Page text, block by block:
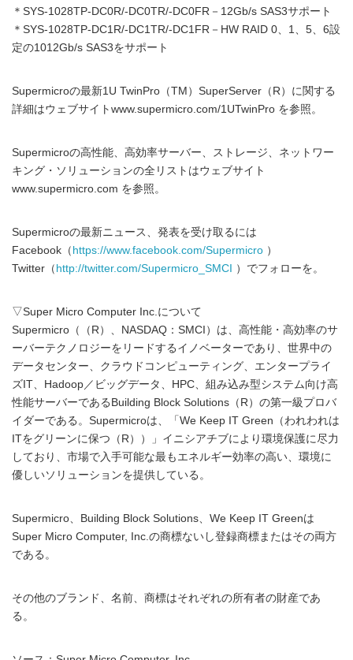
＊SYS-1028TP-DC0R/-DC0TR/-DC0FR－12Gb/s SAS3サポート
＊SYS-1028TP-DC1R/-DC1TR/-DC1FR－HW RAID 0、1、5、6設
定の1012Gb/s SAS3をサポート
Supermicroの最新1U TwinPro（TM）SuperServer（R）に関する
詳細はウェブサイトwww.supermicro.com/1UTwinPro を参照。
Supermicroの高性能、高効率サーバー、ストレージ、ネットワー
キング・ソリューションの全リストはウェブサイト
www.supermicro.com を参照。
Supermicroの最新ニュース、発表を受け取るには
Facebook（ https://www.facebook.com/Supermicro ）
Twitter（ http://twitter.com/Supermicro_SMCI ）でフォローを。
▽Super Micro Computer Inc.について
Supermicro（（R）、NASDAQ：SMCI）は、高性能・高効率のサ
ーバーテクノロジーをリードするイノベーターであり、世界中の
データセンター、クラウドコンピューティング、エンタープライ
ズIT、Hadoop／ビッグデータ、HPC、組み込み型システム向け高
性能サーバーであるBuilding Block Solutions（R）の第一級プロバ
イダーである。Supermicroは、「We Keep IT Green（われわれは
ITをグリーンに保つ（R））」イニシアチブにより環境保護に尽力
しており、市場で入手可能な最もエネルギー効率の高い、環境に
優しいソリューションを提供している。
Supermicro、Building Block Solutions、We Keep IT Greenは
Super Micro Computer, Inc.の商標ないし登録商標またはその両方
である。
その他のブランド、名前、商標はそれぞれの所有者の財産であ
る。